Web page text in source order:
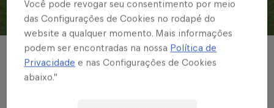
© Divulgação / Red Bull Bragantino
No CPD, Massa Bruta superou o Colorado
Caieiras nas duas categorias
Você pode revogar seu consentimento por meio
das Configurações de Cookies no rodapé do
website a qualquer momento. Mais informações
podem ser encontradas na nossa Política de
Privacidade e nas Configurações de Cookies
abaixo.”